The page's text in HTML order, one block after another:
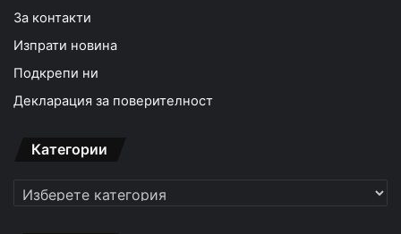
За контакти
Изпрати новина
Подкрепи ни
Декларация за поверителност
Категории
Категории